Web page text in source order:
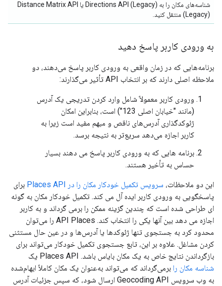
شناسه‌های مکان را به Directions API (Legacy) یا Distance Matrix API
(Legacy) منتقل کنید.
به ورودی کاربر پاسخ دهید
برنامه‌هایی که در زمان واقعی به ورودی کاربر پاسخ می‌دهند، دو
ملاحظه اصلی دارند که بر انتخاب API تأثیر می‌گذارند:
ورودی کاربر معمولاً شامل وارد کردن تدریجی یک آدرس
(مانند "خیابان اصلی 123") است، بنابراین امکان
ژئوکدگذاری آدرس‌های ناقص و مبهم مفید است زیرا به
کاربر اجازه می‌دهد سریع‌تر به نتیجه برسد.
برنامه هایی که به ورودی کاربر پاسخ می دهند بسیار
حساس به تأخیر هستند.
این دو ملاحظات، سرویس تکمیل خودکار مکان را در Places API
برای
پاسخگویی به ورودی کاربر ایده آل می کند. تکمیل خودکار مکان به گونه
ای طراحی شده است که چندین گزینه ممکن را برمی گرداند و به کاربر
اجازه می دهد بین آنها یکی را انتخاب کند. API Places را می‌توان
محدود کرد به جستجوی تنها ژئوکدها یا آدرس‌ها و در عین حال مستثنی
کردن مشاغل. علاوه بر این، تابع جستجوی تکمیل خودکار می‌تواند برای
بازگرداندن نتایج خاص به یک مکان بایاس باشد. Places API یک
شناسه مکان را برمی‌گرداند که می‌تواند به‌عنوان یک مکان کاملاً ابهام‌شده
به وب سرویس Geocoding API ارسال شود، که سپس جزئیات آدرس